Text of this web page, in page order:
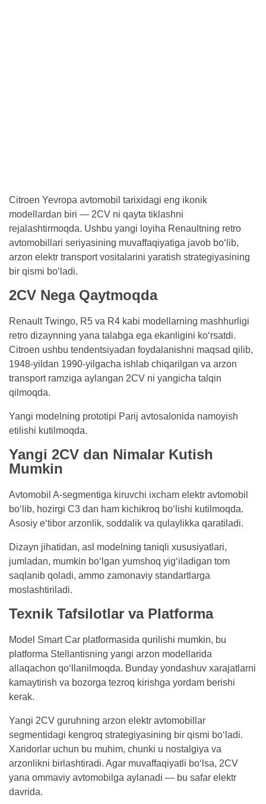
Citroen Yevropa avtomobil tarixidagi eng ikonik
modellardan biri — 2CV ni qayta tiklashni
rejalashtirmoqda. Ushbu yangi loyiha Renaultning retro
avtomobillari seriyasining muvaffaqiyatiga javob bo‘lib,
arzon elektr transport vositalarini yaratish strategiyasining
bir qismi bo‘ladi.
2CV Nega Qaytmoqda
Renault Twingo, R5 va R4 kabi modellarning mashhurligi
retro dizaynning yana talabga ega ekanligini ko‘rsatdi.
Citroen ushbu tendentsiyadan foydalanishni maqsad qilib,
1948-yildan 1990-yilgacha ishlab chiqarilgan va arzon
transport ramziga aylangan 2CV ni yangicha talqin
qilmoqda.
Yangi modelning prototipi Parij avtosalonida namoyish
etilishi kutilmoqda.
Yangi 2CV dan Nimalar Kutish
Mumkin
Avtomobil A-segmentiga kiruvchi ixcham elektr avtomobil
bo‘lib, hozirgi C3 dan ham kichikroq bo‘lishi kutilmoqda.
Asosiy e‘tibor arzonlik, soddalik va qulaylikka qaratiladi.
Dizayn jihatidan, asl modelning taniqli xususiyatlari,
jumladan, mumkin bo‘lgan yumshoq yig‘iladigan tom
saqlanib qoladi, ammo zamonaviy standartlarga
moslashtiriladi.
Texnik Tafsilotlar va Platforma
Model Smart Car platformasida qurilishi mumkin, bu
platforma Stellantisning yangi arzon modellarida
allaqachon qo‘llanilmoqda. Bunday yondashuv xarajatlarni
kamaytirish va bozorga tezroq kirishga yordam berishi
kerak.
Yangi 2CV guruhning arzon elektr avtomobillar
segmentidagi kengroq strategiyasining bir qismi bo‘ladi.
Xaridorlar uchun bu muhim, chunki u nostalgiya va
arzonlikni birlashtiradi. Agar muvaffaqiyatli bo‘lsa, 2CV
yana ommaviy avtomobilga aylanadi — bu safar elektr
davrida.